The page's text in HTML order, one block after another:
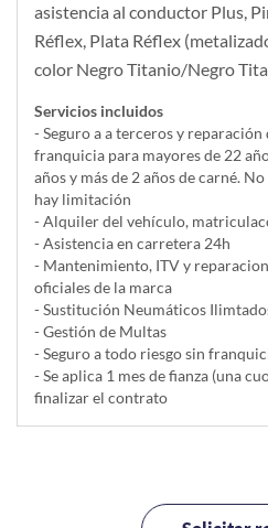
asistencia al conductor Plus,
Réflex, Plata Réflex
color Negro Titanio/Negro
Servicios incluidos
- Seguro a a terceros y
franquicia para mayores de 22
años y más de 2 años de carné.
hay limitación
- Alquiler del vehí­culo,
- Asistencia en carretera 24h
- Mantenimiento, ITV y
oficiales de la marca
- Sustitución Neumáticos
- Gestión de Multas
- Seguro a todo riesgo sin
- Se aplica 1 mes de fianza (una
finalizar el contrato